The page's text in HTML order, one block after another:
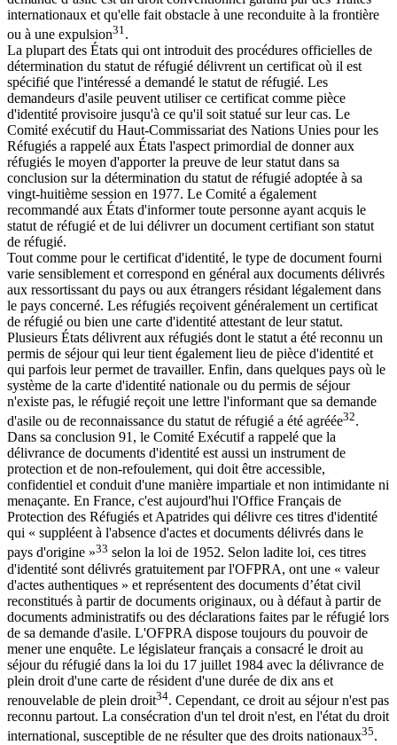
internationaux et qu'elle fait obstacle à une reconduite à la frontière
ou à une expulsion31 .
La plupart des États qui ont introduit des procédures officielles de
détermination du statut de réfugié délivrent un certificat où il est
spécifié que l'intéressé a demandé le statut de réfugié. Les
demandeurs d'asile peuvent utiliser ce certificat comme pièce
d'identité provisoire jusqu'à ce qu'il soit statué sur leur cas. Le
Comité exécutif du Haut-Commissariat des Nations Unies pour les
Réfugiés a rappelé aux États l'aspect primordial de donner aux
réfugiés le moyen d'apporter la preuve de leur statut dans sa
conclusion sur la détermination du statut de réfugié adoptée à sa
vingt-huitième session en 1977. Le Comité a également
recommandé aux États d'informer toute personne ayant acquis le
statut de réfugié et de lui délivrer un document certifiant son statut
de réfugié.
Tout comme pour le certificat d'identité, le type de document fourni
varie sensiblement et correspond en général aux documents délivrés
aux ressortissant du pays ou aux étrangers résidant légalement dans
le pays concerné. Les réfugiés reçoivent généralement un certificat
de réfugié ou bien une carte d'identité attestant de leur statut.
Plusieurs États délivrent aux réfugiés dont le statut a été reconnu un
permis de séjour qui leur tient également lieu de pièce d'identité et
qui parfois leur permet de travailler. Enfin, dans quelques pays où le
système de la carte d'identité nationale ou du permis de séjour
n'existe pas, le réfugié reçoit une lettre l'informant que sa demande
d'asile ou de reconnaissance du statut de réfugié a été agréée32.
Dans sa conclusion 91, le Comité Exécutif a rappelé que la
délivrance de documents d'identité est aussi un instrument de
protection et de non-refoulement, qui doit être accessible,
confidentiel et conduit d'une manière impartiale et non intimidante ni
menaçante. En France, c'est aujourd'hui l'Office Français de
Protection des Réfugiés et Apatrides qui délivre ces titres d'identité
qui « suppléent à l'absence d'actes et documents délivrés dans le
pays d'origine »33 selon la loi de 1952. Selon ladite loi, ces titres
d'identité sont délivrés gratuitement par l'OFPRA, ont une « valeur
d'actes authentiques » et représentent des documents d’état civil
reconstitués à partir de documents originaux, ou à défaut à partir de
documents administratifs ou des déclarations faites par le réfugié lors
de sa demande d'asile. L'OFPRA dispose toujours du pouvoir de
mener une enquête. Le législateur français a consacré le droit au
séjour du réfugié dans la loi du 17 juillet 1984 avec la délivrance de
plein droit d'une carte de résident d'une durée de dix ans et
renouvelable de plein droit34. Cependant, ce droit au séjour n'est pas
reconnu partout. La consécration d'un tel droit n'est, en l'état du droit
international, susceptible de ne résulter que des droits nationaux35.